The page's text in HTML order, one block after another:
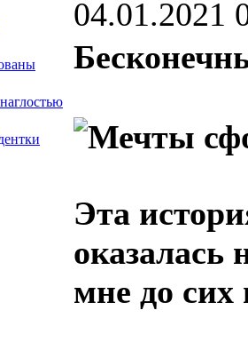
04.01.2021
Эта
оказалась
мне до сих